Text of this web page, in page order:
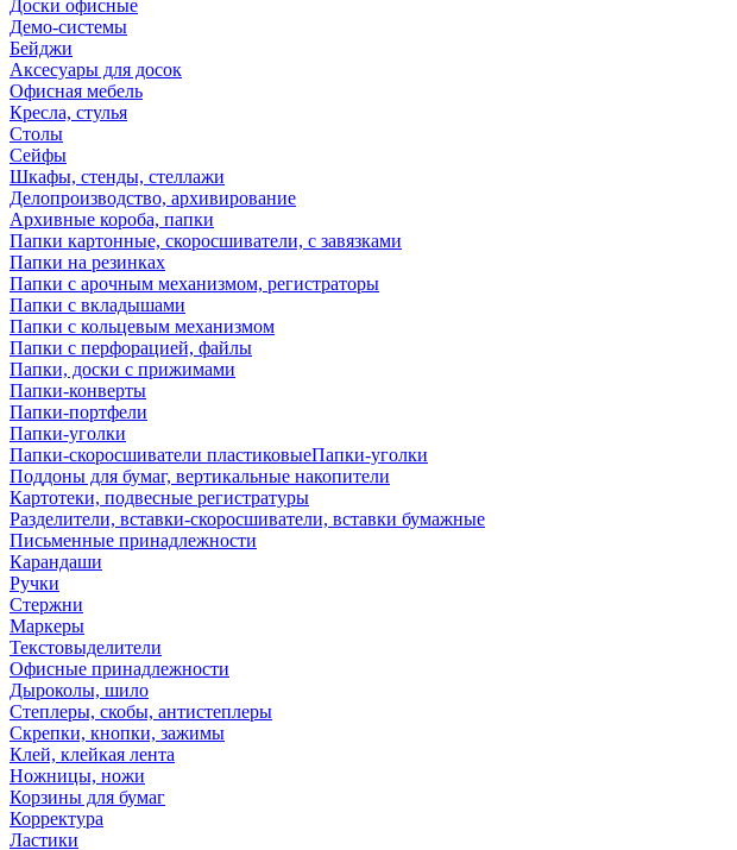
Доски офисные
Демо-системы
Бейджи
Аксесуары для досок
Офисная мебель
Кресла, стулья
Столы
Сейфы
Шкафы, стенды, стеллажи
Делопроизводство, архивирование
Архивные короба, папки
Папки картонные, скоросшиватели, с завязками
Папки на резинках
Папки с арочным механизмом, регистраторы
Папки с вкладышами
Папки с кольцевым механизмом
Папки с перфорацией, файлы
Папки, доски с прижимами
Папки-конверты
Папки-портфели
Папки-уголки
Папки-скоросшиватели пластиковыеПапки-уголки
Поддоны для бумаг, вертикальные накопители
Картотеки, подвесные регистратуры
Разделители, вставки-скоросшиватели, вставки бумажные
Письменные принадлежности
Карандаши
Ручки
Стержни
Маркеры
Текстовыделители
Офисные принадлежности
Дыроколы, шило
Степлеры, скобы, антистеплеры
Скрепки, кнопки, зажимы
Клей, клейкая лента
Ножницы, ножи
Корзины для бумаг
Корректура
Ластики